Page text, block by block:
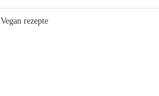
Vegan rezepte